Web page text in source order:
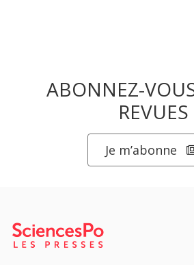
ABONNEZ-
REVUES
Je m’abonne